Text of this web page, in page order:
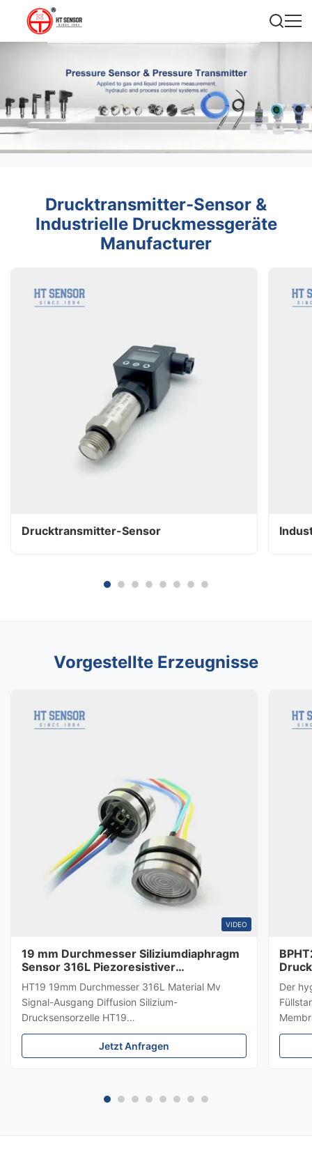
Drucktransmitter-Sensor &
Industrielle Druckmessgeräte
Manufacturer
Drucktransmitter-Sensor
Vorgestellte Erzeugnisse
VIDEO
19 mm Durchmesser Siliziumdiaphragm
Sensor 316L Piezoresistiver
Drucksensor
HT19 19mm Durchmesser 316L Material Mv
Signal-Ausgang Diffusion Silizium-
Drucksensorzelle HT19
PiezoresistiveSiliziumDrucksensor Einführung
eines 15mm-Siliziumdrucksensors: HT19
Diffusreflexions-Silizium-Sensor.Das ...
Jetzt Anfragen
Der